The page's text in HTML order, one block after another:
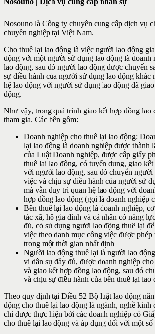
Nosouno | Dịch vụ cung cấp nhân sự
Nosouno là Công ty chuyên cung cấp dịch vụ
chuyên nghiệp tại Việt Nam.
Cho thuê lại lao động là việc người lao động
động với một người sử dụng lao động là doanh
lao động, sau đó người lao động được chuyển
sự điều hành của người sử dụng lao động khác
hệ lao động với người sử dụng lao động đã
động.
Như vậy, trong quá trình giao kết hợp đồng lao
tham gia. Các bên gồm:
Doanh nghiệp cho thuê lại lao động:
lại lao động là doanh nghiệp được thành
của Luật Doanh nghiệp, được cấp giấy
thuê lại lao động, có tuyển dụng, giao
với người lao động, sau đó chuyển người
việc và chịu sự điều hành của người sử
mà vẫn duy trì quan hệ lao động với
hợp đồng lao động (gọi là doanh nghiệp
Bên thuê lại lao động là doanh nghiệp,
tác xã, hộ gia đình và cá nhân có năng
đủ, có sử dụng người lao động thuê lại
việc theo danh mục công việc được phép
trong một thời gian nhất định
Người lao động thuê lại là người lao
vi dân sự đầy đủ, được doanh nghiệp
và giao kết hợp đồng lao động, sau đó
và chịu sự điều hành của bên thuê lại lao
Theo quy định tại Điều 52 Bộ luật lao động
động cho thuê lại lao động là ngành, nghề kinh
chỉ được thực hiện bởi các doanh nghiệp có
cho thuê lại lao động và áp dụng đối với một